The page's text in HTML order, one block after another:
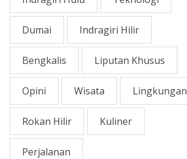
Dumai Indragiri Hilir
Bengkalis Liputan Khusus
Opini Wisata Lingkungan
Rokan Hilir Kuliner
Perjalanan